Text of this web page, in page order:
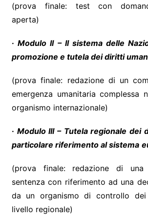
(prova finale: test con
aperta)
·Modulo II – Il sistema delle
promozione e tutela dei diritti
(prova finale: redazione di un
emergenza umanitaria complessa
organismo internazionale)
· Modulo III – Tutela regionale dei
particolare riferimento al sistema
(prova finale: redazione di
sentenza con riferimento ad una
da un organismo di controllo
livello regionale)